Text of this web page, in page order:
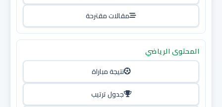
مقالات مقترحة
المحتوى الرياضي
نتيجة مباراة
جدول ترتيب